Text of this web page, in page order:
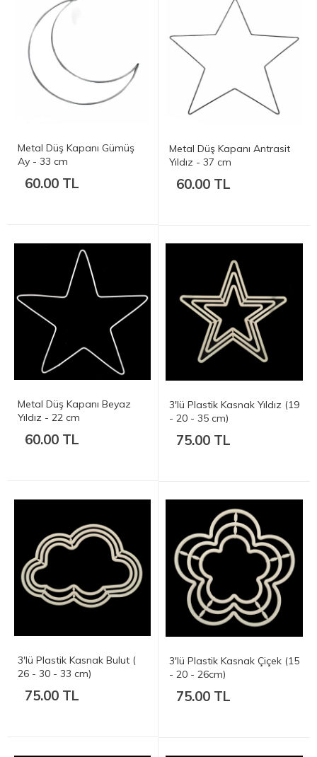
Metal Düş Kapanı Gümüş
Ay - 33 cm
60.00 TL
Metal Düş Kapanı Antrasit
Yıldız - 37 cm
60.00 TL
Metal Düş Kapanı Beyaz
Yıldız - 22 cm
60.00 TL
3'lü Plastik Kasnak Yıldız (19
- 20 - 35 cm)
75.00 TL
3'lü Plastik Kasnak Bulut (
26 - 30 - 33 cm)
75.00 TL
3'lü Plastik Kasnak Çiçek (15
- 20 - 26cm)
75.00 TL